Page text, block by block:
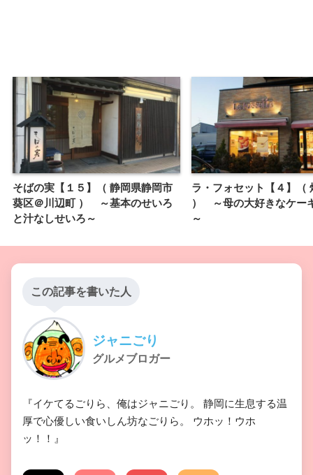
そばの実【１５】（ 静岡県静岡市
葵区＠川辺町 ） ～基本のせいろ
と汁なしせいろ～
ラ・フォセット【４】（
） ～母の大好きなケー
～
この記事を書いた人
ジャニごり
グルメブロガー
『イケてるごりら、俺はジャニごり。 静岡に生息する温
厚で心優しい食いしん坊なごりら。 ウホッ！ウホ
ッ！！』